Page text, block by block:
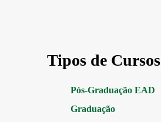
Tipos de Cursos
Pós-Graduação EAD
Graduação